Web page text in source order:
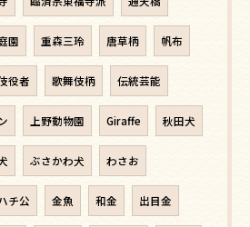
園 重森三玲 唐草柄 帆布
役者 歌舞伎柄 伝統芸能
上野動物園 Giraffe 秋田犬
ぶさかわ犬 わさお
チ公 金魚 和金 出目金